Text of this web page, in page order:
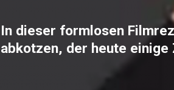
In dieser formlosen
abkotzen, der heute